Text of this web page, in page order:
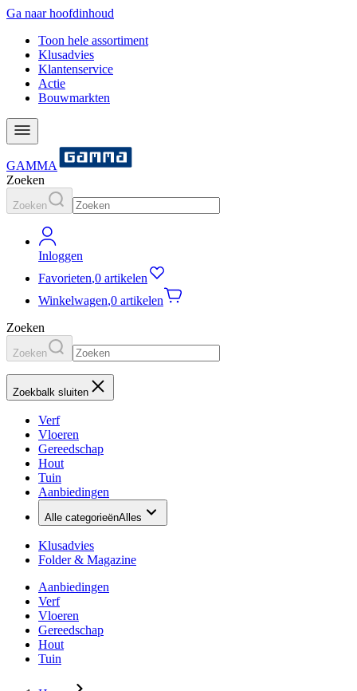
Ga naar hoofdinhoud
Toon hele assortiment
Klusadvies
Klantenservice
Actie
Bouwmarkten
GAMMA
Zoeken
Zoeken
Inloggen
Favorieten,0 artikelen
Winkelwagen,0 artikelen
Zoeken
Zoeken
Zoekbalk sluiten
Verf
Vloeren
Gereedschap
Hout
Tuin
Aanbiedingen
Alle categorieënAlles
Klusadvies
Folder & Magazine
Aanbiedingen
Verf
Vloeren
Gereedschap
Hout
Tuin